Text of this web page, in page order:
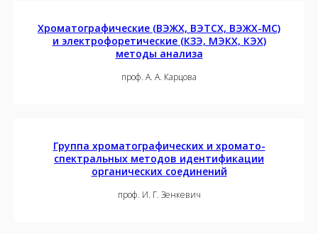
Хроматографические (ВЭЖХ, ВЭТСХ, ВЭЖХ-МС)
и электрофоретические (КЗЭ, МЭКХ, КЭХ)
методы анализа
проф. А. А. Карцова
Группа хроматографических и хромато-
спектральных методов идентификации
органических соединений
проф. И. Г. Зенкевич